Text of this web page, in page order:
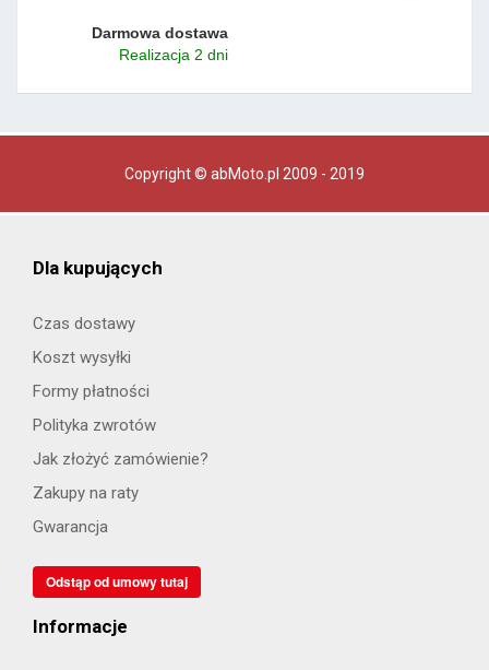
Darmowa dostawa
Realizacja 2 dni
Copyright © abMoto.pl 2009 - 2019
Dla kupujących
Czas dostawy
Koszt wysyłki
Formy płatności
Polityka zwrotów
Jak złożyć zamówienie?
Zakupy na raty
Gwarancja
Odstąp od umowy tutaj
Informacje